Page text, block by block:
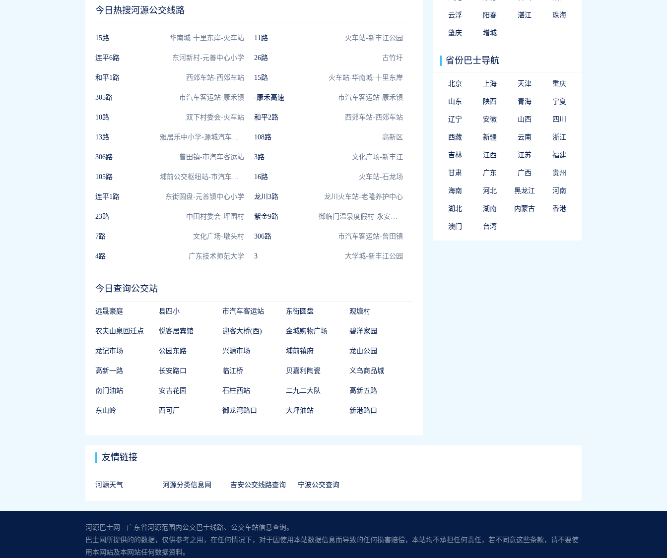
今日热搜河源公交线路
15路 华南城·十里东岸-火车站 11路 火车站-新丰江公园
连平6路 东河新村-元善中心小学 26路 古竹圩
和平1路 西郊车站-西郊车站 15路 火车站-华南城·十里东岸
305路 市汽车客运站-康禾镇 -康禾高速 市汽车客运站-康禾镇
10路 双下村委会-火车站 和平2路 西郊车站-西郊车站
13路 雅居乐中小学-源城汽车客运站 108路 高新区
306路 曾田镇-市汽车客运站 3路 文化广场-新丰江
105路 埔前公交枢纽站-市汽车客运站 16路 火车站-石龙场
连平1路 东街圆盘-元善镇中心小学 龙川3路 龙川火车站-老隆养护中心
23路 中田村委会-坪围村 紫金9路 御临门温泉度假村-永安新城
7路 文化广场-墩头村 306路 市汽车客运站-曾田镇
4路 广东技术师范大学 3 大学城-新丰江公园
今日查询公交站
远晟豪庭 县四小 市汽车客运站 东街圆盘 观塘村
农夫山泉回迁点 悦客居宾馆 迎客大桥(西) 金城购物广场 碧洋家园
龙记市场 公园东路 兴源市场 埔前镇府 龙山公园
高新一路 长安路口 临江桥 贝嘉利陶瓷 义乌商品城
南门油站 安吉花园 石柱西站 二九二大队 高新五路
东山岭 西可厂 御龙湾路口 大坪油站 新港路口
云浮 阳春 湛江 珠海
肇庆 增城
省份巴士导航
北京 上海 天津 重庆
山东 陕西 青海 宁夏
辽宁 安徽 山西 四川
西藏 新疆 云南 浙江
吉林 江西 江苏 福建
甘肃 广东 广西 贵州
海南 河北 黑龙江 河南
湖北 湖南 内蒙古 香港
澳门 台湾
友情链接
河源天气 河源分类信息网 吉安公交线路查询 宁波公交查询
河源巴士网 - 广东省河源范围内公交巴士线路、公交车站信息查询。
巴士网所提供的的数据，仅供参考之用，在任何情况下，对于因使用本站数据信息而导致的任何损害赔偿，本站均不承担任何责任，若不同意这些条款，请不要使
用本网站及本网站任何数据资料。